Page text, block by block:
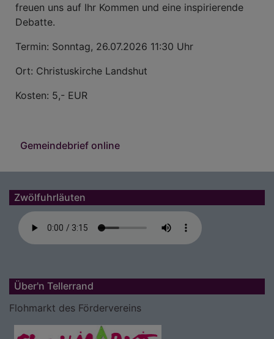
freuen uns auf Ihr Kommen und eine inspirierende
Debatte.
Termin: Sonntag, 26.07.2026 11:30 Uhr
Ort: Christuskirche Landshut
Kosten: 5,- EUR
Gemeindebrief online
Zwölfuhrläuten
Über'n Tellerrand
Flohmarkt des Fördervereins